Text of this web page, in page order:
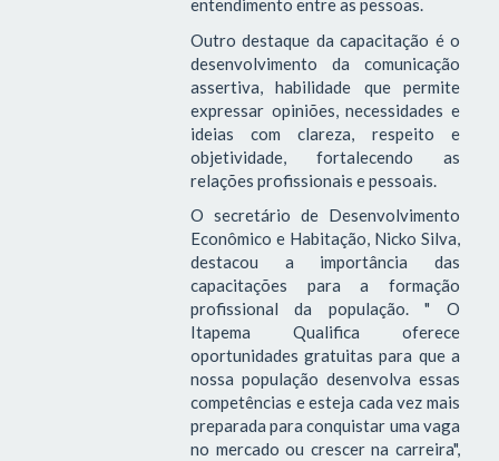
entendimento entre as pessoas.
Outro destaque da capacitação é o
desenvolvimento da comunicação
assertiva, habilidade que permite
expressar opiniões, necessidades e
ideias com clareza, respeito e
objetividade, fortalecendo as
relações profissionais e pessoais.
O secretário de Desenvolvimento
Econômico e Habitação, Nicko Silva,
destacou a importância das
capacitações para a formação
profissional da população. " O
Itapema Qualifica oferece
oportunidades gratuitas para que a
nossa população desenvolva essas
competências e esteja cada vez mais
preparada para conquistar uma vaga
no mercado ou crescer na carreira",